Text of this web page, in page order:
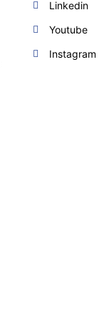
Linkedin
Youtube
Instagram